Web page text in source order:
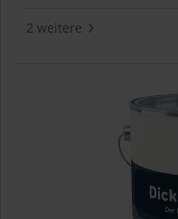
2 weitere